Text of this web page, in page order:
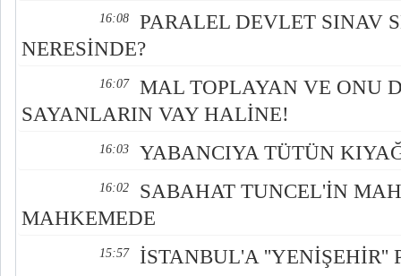
16:08
PARALEL DEVLET SINAV
NERESİNDE?
16:07
MAL TOPLAYAN VE ONU
SAYANLARIN VAY HALİNE!
16:03 YABANCIYA TÜTÜN
16:02
SABAHAT TUNCEL'İN
MAHKEMEDE
15:57
İSTANBUL'A ''YENİŞEHİR''